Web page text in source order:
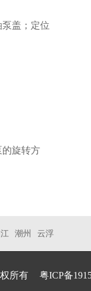
盖；定位
的旋转方
潮州 云浮
所有 粤ICP备